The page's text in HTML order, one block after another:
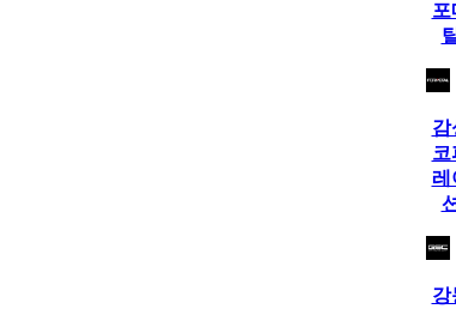
포
감
코
레
션
강